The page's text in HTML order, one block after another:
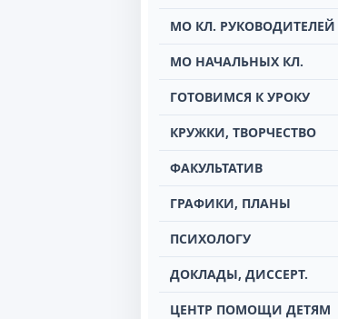
МО КЛ. РУКОВОДИТЕЛЕЙ
МО НАЧАЛЬНЫХ КЛ.
ГОТОВИМСЯ К УРОКУ
КРУЖКИ, ТВОРЧЕСТВО
ФАКУЛЬТАТИВ
ГРАФИКИ, ПЛАНЫ
ПСИХОЛОГУ
ДОКЛАДЫ, ДИССЕРТ.
ЦЕНТР ПОМОЩИ ДЕТЯМ